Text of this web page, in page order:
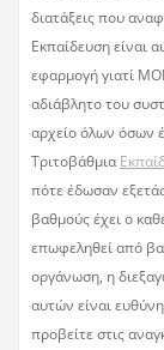
διατάξεις που
Εκπαίδευση είναι
εφαρμογή γιατί
αδιάβλητο του
αρχείο όλων όσων
Τριτοβάθμια
πότε έδωσαν
βαθμούς έχει ο
επωφεληθεί από
οργάνωση, η
αυτών είναι
προβείτε στις